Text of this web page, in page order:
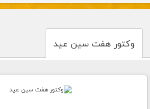
وکتور هفت سین عید